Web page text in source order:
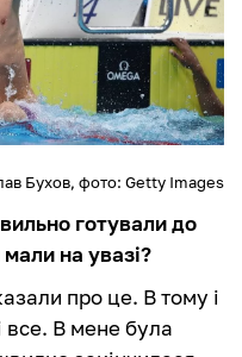
Бухов, фото: Getty Images
готували до
на увазі?
про це. В тому і
все. В мене була